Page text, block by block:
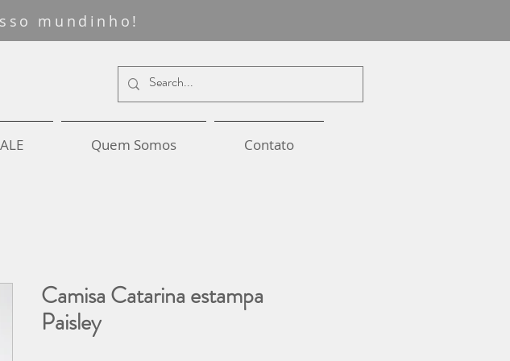
mundinho!
Quem Somos Contato
Camisa Catarina estampa
Paisley